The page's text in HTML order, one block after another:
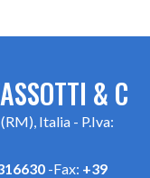
& C
Italia - P.Iva:
-Fax: +39